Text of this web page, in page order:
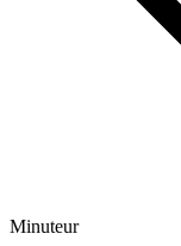
Minuteur